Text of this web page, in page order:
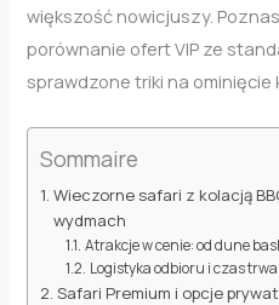
większość nowicjuszy.
porównanie ofert VIP ze
sprawdzone triki na ominięcie
Sommaire
Wieczorne safari z kolacją
wydmach
Atrakcje w cenie: od dune
Logistyka odbioru i czas
Safari Premium i opcje